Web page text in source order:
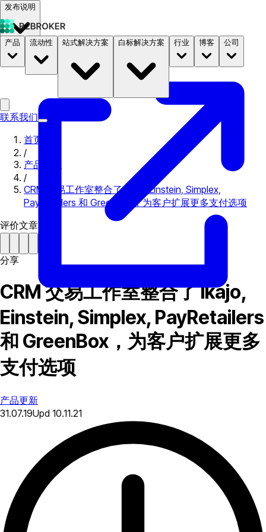
发布说明
文档 定价 B2STORE
产品 流动性 站式解决方案 白标解决方案 行业 博客 公司
联系我们
首页
/
产品更新
/
CRM 交易工作室整合了 Ikajo, Einstein, Simplex,
PayRetailers 和 GreenBox，为客户扩展更多支付选项
评价文章
分享
CRM 交易工作室整合了 Ikajo,
Einstein, Simplex, PayRetailers
和 GreenBox，为客户扩展更多
支付选项
产品更新
31.07.19Upd 10.11.21